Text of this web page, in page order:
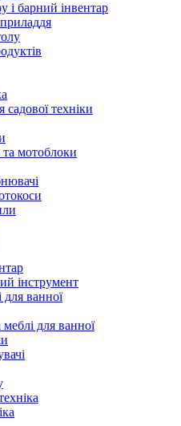
і барний інвентар
садової техніки
мотоблоки
інструмент
для ванної
для ванної